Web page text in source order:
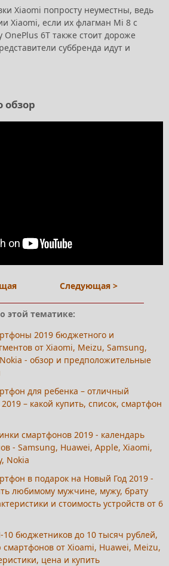
Xiaomi попросту неуместны, ведь
Xiaomi, если их флагман Mi 8 с
6T также стоит дороже
суббренда идут и
обзор
Следующая >
этой тематике:
2019 бюджетного и
от Xiaomi, Meizu, Samsung,
- обзор и предположительные
для ребенка – отличный
– какой купить, список, смартфон
смартфонов 2019 - календарь
- Samsung, Huawei, Apple, Xiaomi,
Nokia
в подарок на Новый Год 2019 -
любимому мужчине, мужу, брату
и стоимость устройств от 6
бюджетников до 10 тысяч рублей,
смартфонов от Xioami, Huawei, Meizu,
цена и купить